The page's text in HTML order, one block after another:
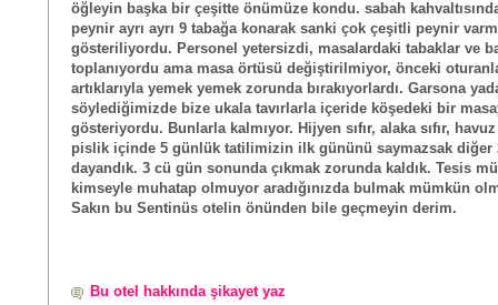
öğleyin başka bir çeşitte önümüze kondu. sabah
peynir ayrı ayrı 9 tabağa konarak sanki çok çeşitli peynir
gösteriliyordu. Personel yetersizdi, masalardaki tabaklar ve
toplanıyordu ama masa örtüsü değiştirilmiyor, önceki
artıklarıyla yemek yemek zorunda bırakıyorlardı. Garsona
söylediğimizde bize ukala tavırlarla içeride köşedeki bir
gösteriyordu. Bunlarla kalmıyor. Hijyen sıfır, alaka sıfır,
pislik içinde 5 günlük tatilimizin ilk gününü saymazsak diğer
dayandık. 3 cü gün sonunda çıkmak zorunda kaldık. Tesis
kimseyle muhatap olmuyor aradığınızda bulmak mümkün
Sakın bu Sentinüs otelin önünden bile geçmeyin derim.
Bu otel hakkında şikayet yaz